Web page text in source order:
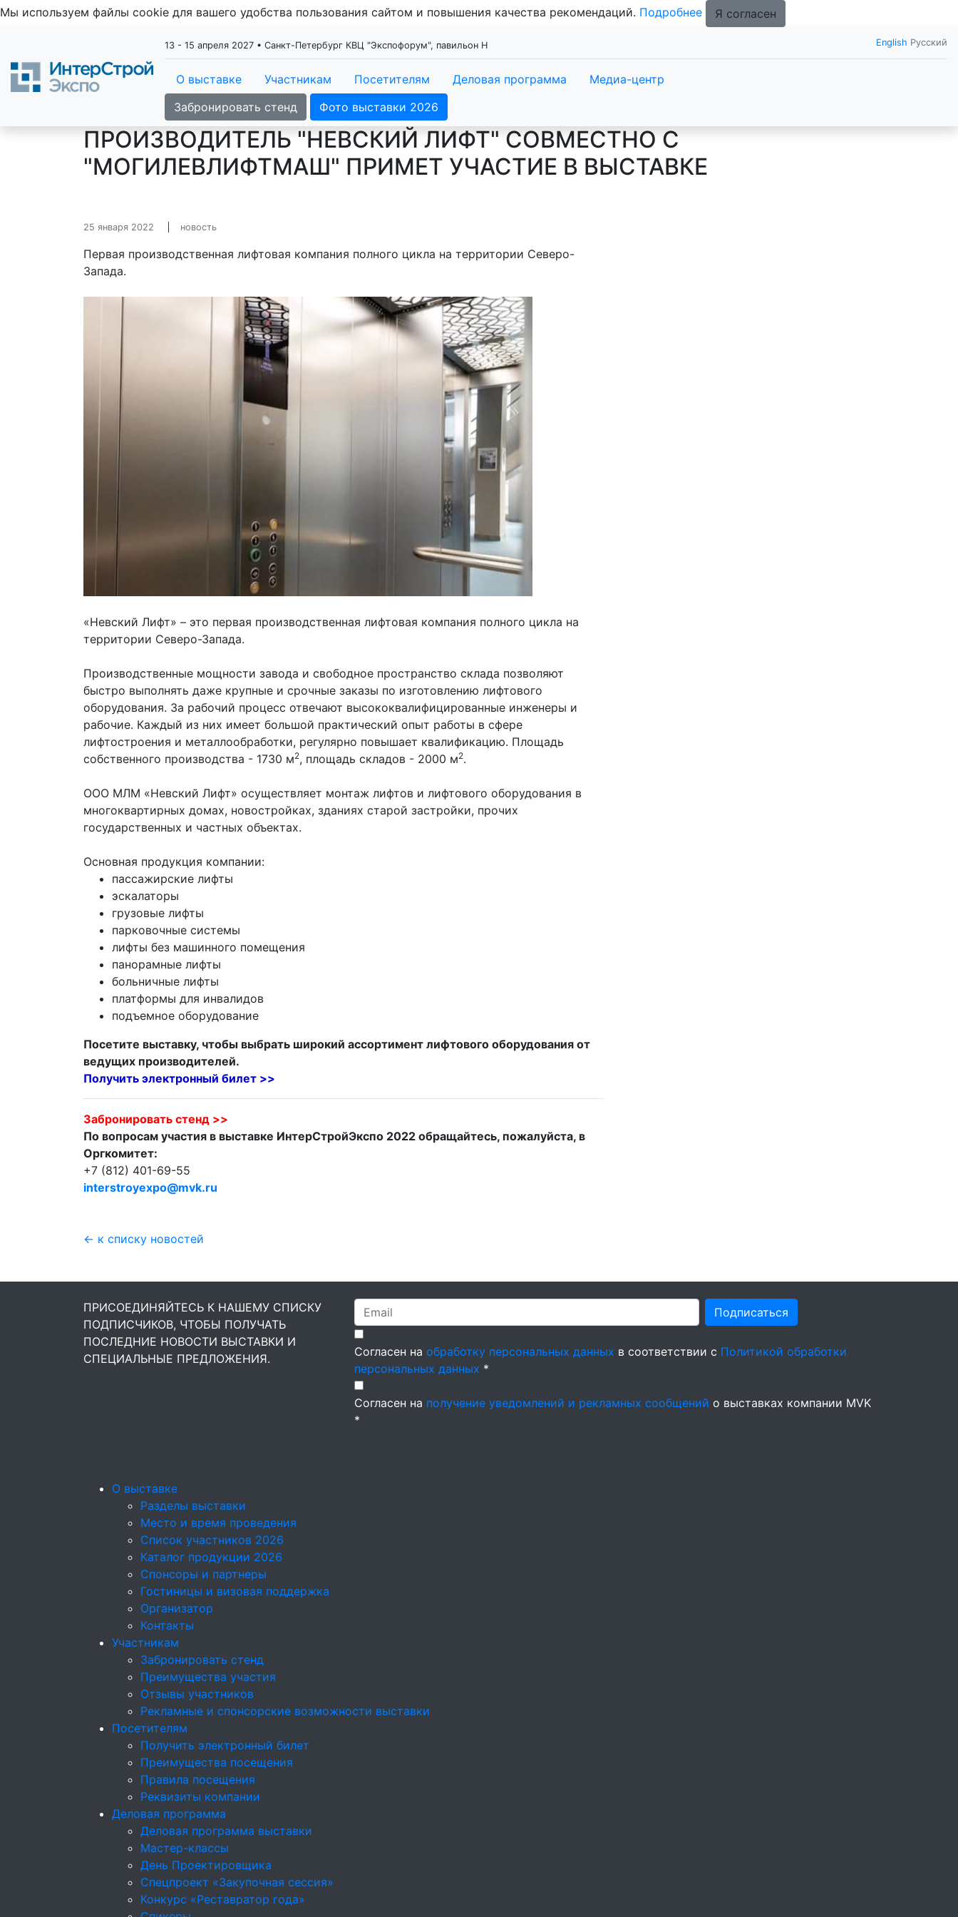
Мы используем файлы cookie для вашего удобства пользования сайтом и повышения качества рекомендаций. Подробнее Я согласен
13 - 15 апреля 2027 • Санкт-Петербург КВЦ "Экспофорум", павильон Н English Русский
О выставке Участникам Посетителям Деловая программа
Медиа-центр
Забронировать стенд
Фото выставки 2026
ПРОИЗВОДИТЕЛЬ "НЕВСКИЙ ЛИФТ" СОВМЕСТНО С
"МОГИЛЕВЛИФТМАШ" ПРИМЕТ УЧАСТИЕ В ВЫСТАВКЕ
25 января 2022 новость
Первая производственная лифтовая компания полного цикла на территории Северо-
Запада.
«Невский Лифт» – это первая производственная лифтовая компания полного цикла на
территории Северо-Запада.
Производственные мощности завода и свободное пространство склада позволяют
быстро выполнять даже крупные и срочные заказы по изготовлению лифтового
оборудования. За рабочий процесс отвечают высококвалифицированные инженеры и
рабочие. Каждый из них имеет большой практический опыт работы в сфере
лифтостроения и металлообработки, регулярно повышает квалификацию. Площадь
собственного производства - 1730 м2, площадь складов - 2000 м2.
ООО МЛМ «Невский Лифт» осуществляет монтаж лифтов и лифтового оборудования в
многоквартирных домах, новостройках, зданиях старой застройки, прочих
государственных и частных объектах.
Основная продукция компании:
пассажирские лифты
эскалаторы
грузовые лифты
парковочные системы
лифты без машинного помещения
панорамные лифты
больничные лифты
платформы для инвалидов
подъемное оборудование
Посетите выставку, чтобы выбрать широкий ассортимент лифтового оборудования от
ведущих производителей.
Получить электронный билет >>
Забронировать стенд >>
По вопросам участия в выставке ИнтерСтройЭкспо 2022 обращайтесь, пожалуйста, в
Оргкомитет:
+7 (812) 401-69-55
interstroyexpo@mvk.ru
← к списку новостей
ПРИСОЕДИНЯЙТЕСЬ К НАШЕМУ СПИСКУ
ПОДПИСЧИКОВ, ЧТОБЫ ПОЛУЧАТЬ
ПОСЛЕДНИЕ НОВОСТИ ВЫСТАВКИ И
СПЕЦИАЛЬНЫЕ ПРЕДЛОЖЕНИЯ.
Подписаться
Согласен на обработку персональных данных в соответствии с Политикой обработки
персональных данных *
Согласен на получение уведомлений и рекламных сообщений о выставках компании MVK
*
О выставке
Разделы выставки
Место и время проведения
Список участников 2026
Каталог продукции 2026
Спонсоры и партнеры
Гостиницы и визовая поддержка
Организатор
Контакты
Участникам
Забронировать стенд
Преимущества участия
Отзывы участников
Рекламные и спонсорские возможности выставки
Посетителям
Получить электронный билет
Преимущества посещения
Правила посещения
Реквизиты компании
Деловая программа
Деловая программа выставки
Мастер-классы
День Проектировщика
Спецпроект «Закупочная сессия»
Конкурс «Реставратор года»